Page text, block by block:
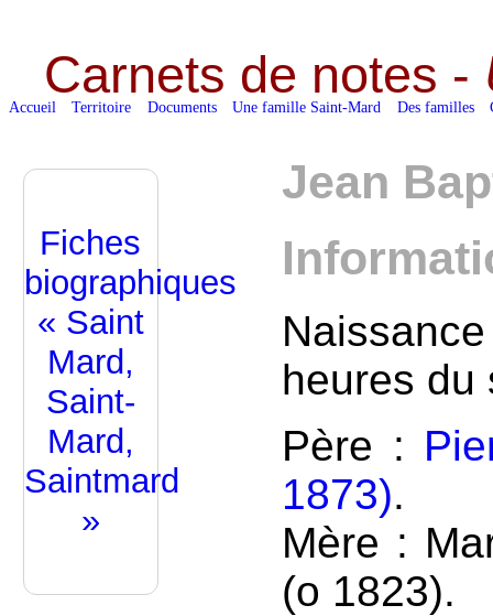
Carnets de notes -
Accueil Territoire Documents Une famille Saint-Mard Des familles
Jean
heures
Père :
1873).
Mère :
(o 1823).
Fiches
biographiques
« Saint
Mard,
Saint-
Mard,
Saintmard
»